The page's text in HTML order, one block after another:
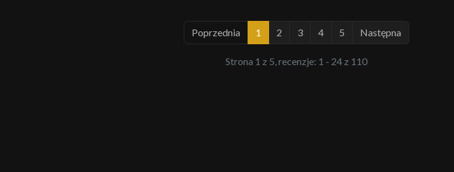
Poprzednia 1 2 3 4 5 Następna
Strona 1 z 5, recenzje: 1 - 24 z 110